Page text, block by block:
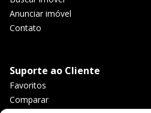
Anunciar imóvel
Contato
Suporte ao Cliente
Favoritos
Comparar